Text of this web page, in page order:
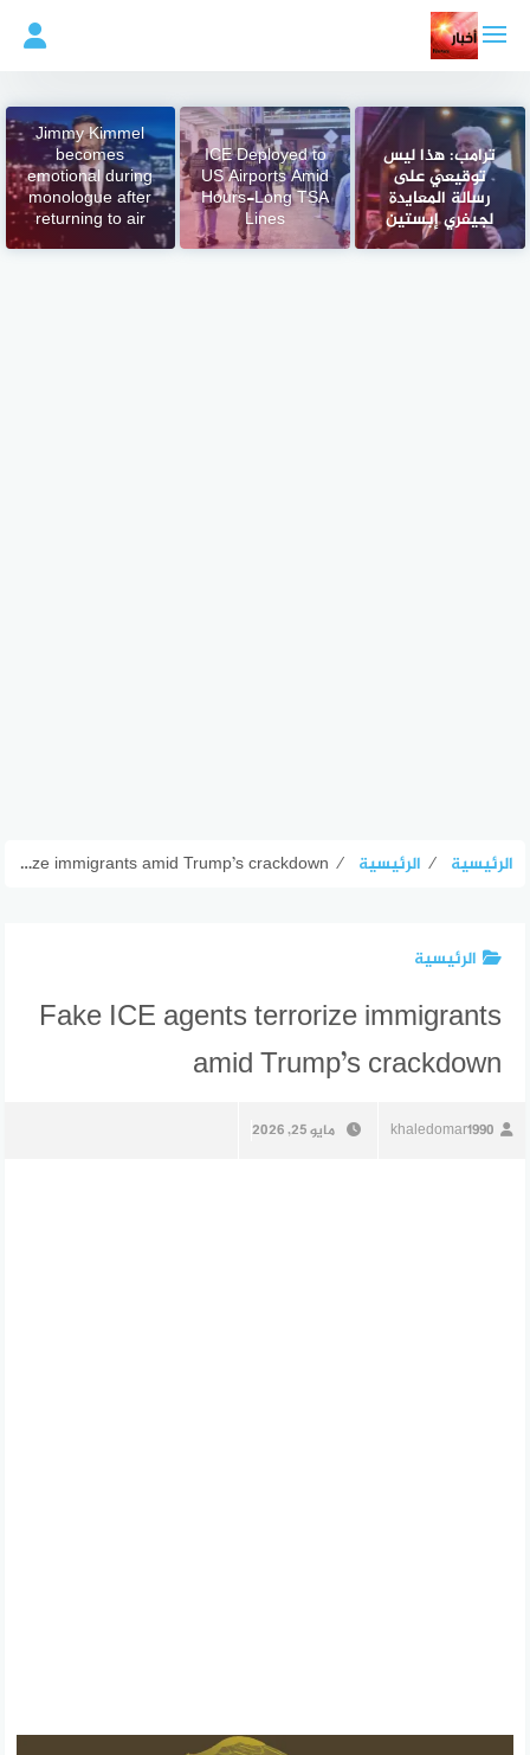
المحتوى
ترامب: هذا ليس
توقيعي على
رسالة المعايدة
لجيفري إبستين
ICE Deployed to
US Airports Amid
Hours-Long TSA
Lines
Jimmy Kimmel
becomes
emotional during
monologue after
returning to air
الرئيسية ⁄ الرئيسية ⁄
Fake ICE agents terrorize immigrants amid Trump’s crackdown
الرئيسية
Fake ICE agents terrorize immigrants
amid Trump’s crackdown
khaledomar1990 مايو 25, 2026